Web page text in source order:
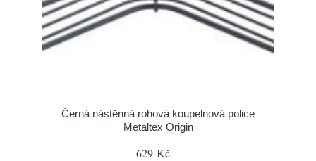
Černá nástěnná rohová koupelnová police
Metaltex Origin
629 Kč